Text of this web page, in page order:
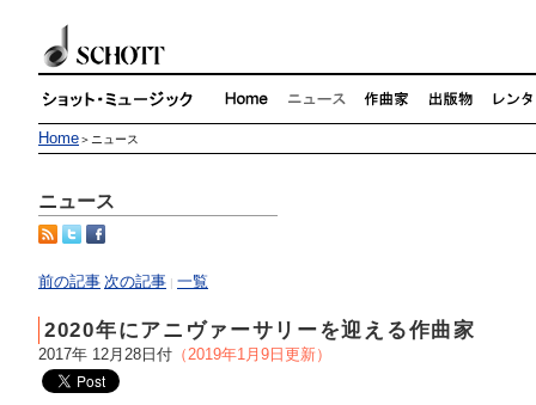
Home＞ニュース
ニュース
前の記事 次の記事 | 一覧
2020年にアニヴァーサリーを迎える作曲家
2017年 12月28日付 （2019年1月9日更新）